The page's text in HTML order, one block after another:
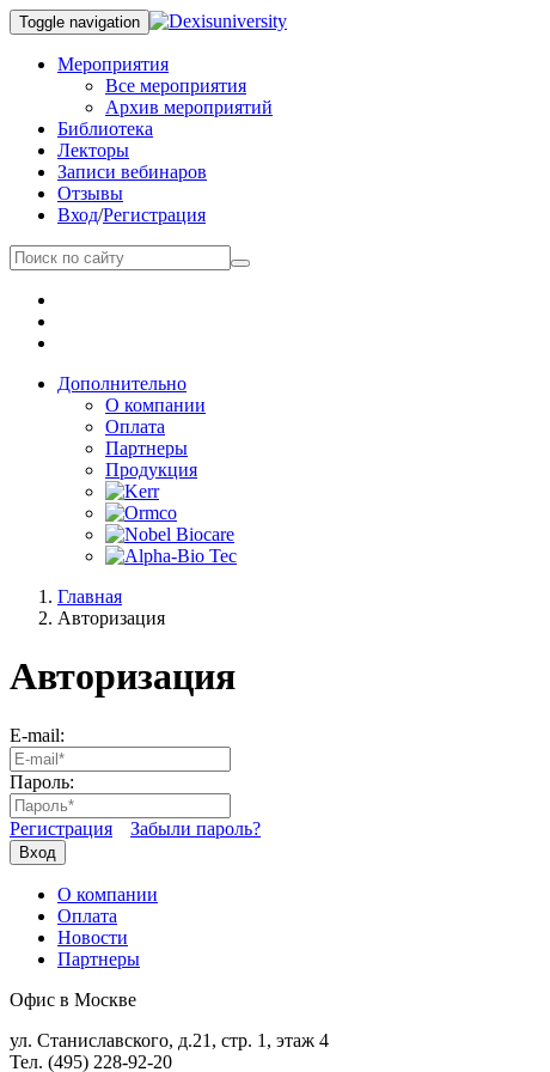
Toggle navigation
Мероприятия
Все мероприятия
Архив мероприятий
Библиотека
Лекторы
Записи вебинаров
Отзывы
Вход/Регистрация
Дополнительно
О компании
Оплата
Партнеры
Продукция
Главная
Авторизация
Авторизация
E-mail:
Пароль:
Регистрация Забыли пароль?
Вход
О компании
Оплата
Новости
Партнеры
Офис в Москве
ул. Станиславского, д.21, стр. 1, этаж 4
Тел. (495) 228-92-20